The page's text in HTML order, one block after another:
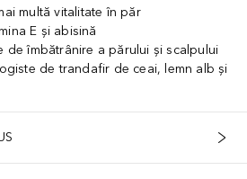
multă vitalitate în păr
E și abisină
de îmbătrânire a părului și scalpului
de trandafir de ceai, lemn alb și